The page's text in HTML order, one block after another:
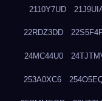
2110Y7UD
22RDZ3DD
24MC44U0
253A0XC6